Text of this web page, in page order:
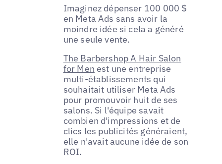
Imaginez dépenser 100 000 $
en Meta Ads sans avoir la
moindre idée si cela a généré
une seule vente.
The Barbershop A Hair Salon
for Men est une entreprise
multi-établissements qui
souhaitait utiliser Meta Ads
pour promouvoir huit de ses
salons. Si l'équipe savait
combien d'impressions et de
clics les publicités généraient,
elle n'avait aucune idée de son
ROI.